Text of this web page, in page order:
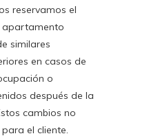
reservamos el
apartamento
similares
en casos de
o
después de la
cambios no
el cliente.
Français
English